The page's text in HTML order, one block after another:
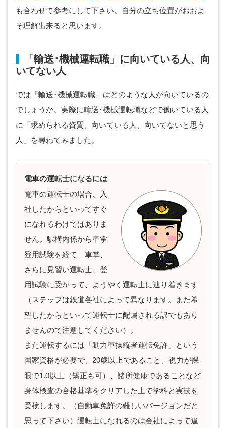
も合わせて参考にして下さい。自分の立ち位置がおおよ
そ理解出来ると思います。
「輸送･機械運転職」に向いている人、向
いてない人
では「輸送･機械運転職」はどのような人が向いているの
でしょうか。実際に輸送･機械運転職などで働いている人
に「求められる資質、向いている人、向いてないと思う
人」を尋ねてみました。
電車の運転士になるには
電車の運転士の場合、入
社したからといってすぐ
になれるわけではありま
せん。駅構内係から車掌
登用試験を経て、車掌、
さらに見習い運転士、登
用試験に受かって、ようやく運転士に辿り着きます
（ステップは鉄道各社によって異なります。また希
望したからといって運転士に配属される訳でもあり
ませんので注意してください）。
また運転するには「動力車操縦者運転免許」という
国家資格が必要で、20歳以上であること、視力が裸
眼で1.0以上（矯正も可）、諸所健康であることなど
身体検査の合格基準をクリアした上で学科と実技を
受検します。（自動車免許の難しいバージョンだと
思って下さい）運転士になれるのは会社によって違